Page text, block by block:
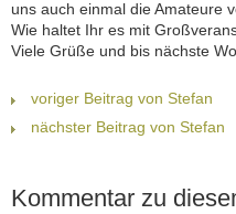
uns auch einmal die Amateure
Wie haltet Ihr es mit
Viele Grüße und bis nächste
voriger Beitrag von Stefan
nächster Beitrag von Stefan
Kommentar zu